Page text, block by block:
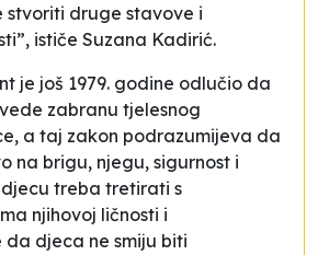
stvoriti druge stavove i
ističe Suzana Kadirić.
je još 1979. godine odlučio da
zabranu tjelesnog
a taj zakon podrazumijeva da
na brigu, njegu, sigurnost i
treba tretirati s
njihovoj ličnosti i
djeca ne smiju biti